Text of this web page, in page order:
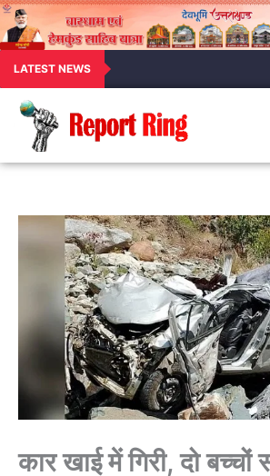
LATEST NEWS
कार खाई में गिरी, दो